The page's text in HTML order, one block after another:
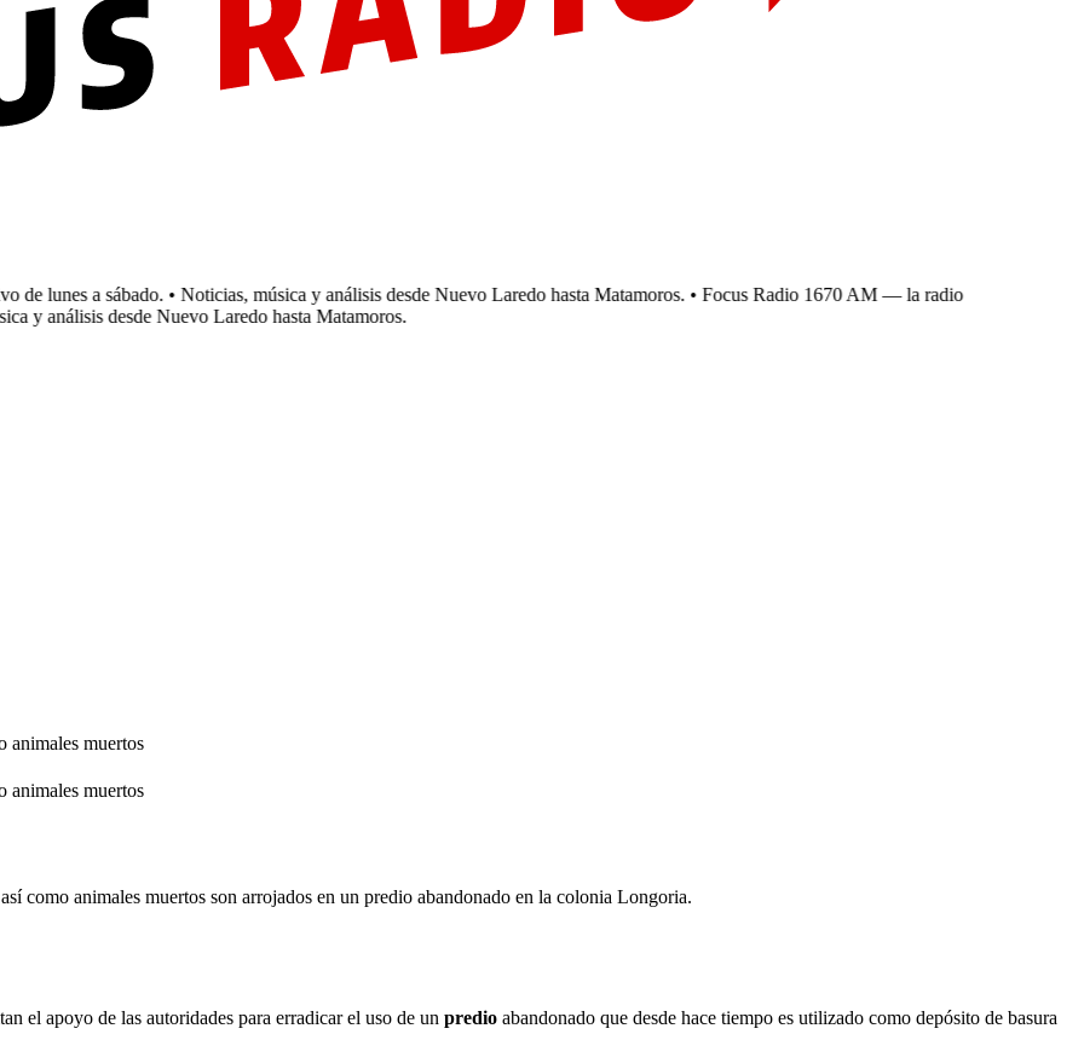
lunes a sábado. • Noticias, música y análisis desde Nuevo Laredo hasta Matamoros. • Focus Radio 1670 AM — la radio
y análisis desde Nuevo Laredo hasta Matamoros.
animales muertos
animales muertos
como animales muertos son arrojados en un predio abandonado en la colonia Longoria.
el apoyo de las autoridades para erradicar el uso de un predio abandonado que desde hace tiempo es utilizado como depósito de basura